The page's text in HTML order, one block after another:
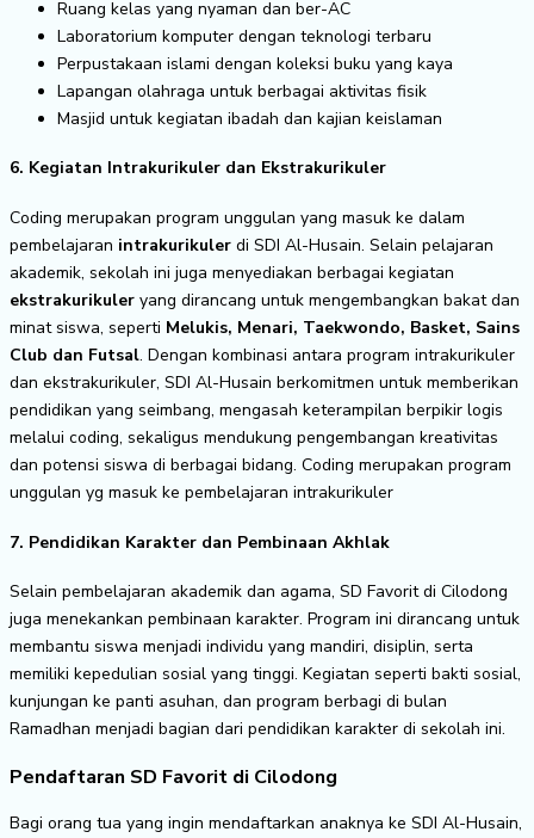
Ruang kelas yang nyaman dan ber-AC
Laboratorium komputer dengan teknologi terbaru
Perpustakaan islami dengan koleksi buku yang kaya
Lapangan olahraga untuk berbagai aktivitas fisik
Masjid untuk kegiatan ibadah dan kajian keislaman
6. Kegiatan Intrakurikuler dan Ekstrakurikuler
Coding merupakan program unggulan yang masuk ke dalam
pembelajaran intrakurikuler di SDI Al-Husain. Selain pelajaran
akademik, sekolah ini juga menyediakan berbagai kegiatan
ekstrakurikuler yang dirancang untuk mengembangkan bakat dan
minat siswa, seperti Melukis, Menari, Taekwondo, Basket, Sains
Club dan Futsal. Dengan kombinasi antara program intrakurikuler
dan ekstrakurikuler, SDI Al-Husain berkomitmen untuk memberikan
pendidikan yang seimbang, mengasah keterampilan berpikir logis
melalui coding, sekaligus mendukung pengembangan kreativitas
dan potensi siswa di berbagai bidang. Coding merupakan program
unggulan yg masuk ke pembelajaran intrakurikuler
7. Pendidikan Karakter dan Pembinaan Akhlak
Selain pembelajaran akademik dan agama, SD Favorit di Cilodong
juga menekankan pembinaan karakter. Program ini dirancang untuk
membantu siswa menjadi individu yang mandiri, disiplin, serta
memiliki kepedulian sosial yang tinggi. Kegiatan seperti bakti sosial,
kunjungan ke panti asuhan, dan program berbagi di bulan
Ramadhan menjadi bagian dari pendidikan karakter di sekolah ini.
Pendaftaran SD Favorit di Cilodong
Bagi orang tua yang ingin mendaftarkan anaknya ke SDI Al-Husain,